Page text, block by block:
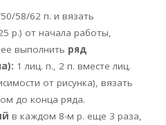
58/62 п. и вязать
р.) от начала работы,
выполнить ряд
1 лиц. п., 2 п. вместе лиц.
от рисунка), вязать
до конца ряда.
в каждом 8-м р. еще 3 раза,